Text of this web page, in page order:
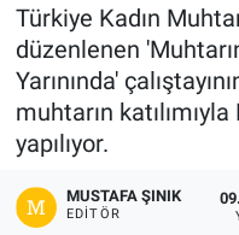
Türkiye Kadın
düzenlenen
Yarınında'
muhtarın
yapılıyor.
MUSTAFA ŞINIK
EDITÖR
Genel
Gündem